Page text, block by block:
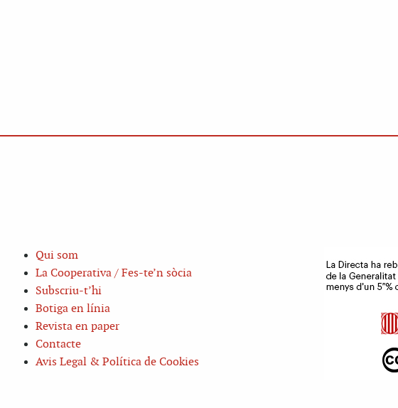
Qui som
La Cooperativa / Fes-te’n sòcia
Subscriu-t’hi
Botiga en línia
Revista en paper
Contacte
Avis Legal & Política de Cookies